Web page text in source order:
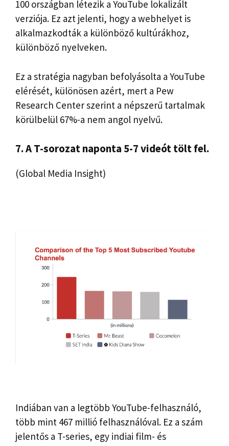
100 országban létezik a YouTube lokalizált
verziója. Ez azt jelenti, hogy a webhelyet is
alkalmazkodták a különböző kultúrákhoz,
különböző nyelveken.
Ez a stratégia nagyban befolyásolta a YouTube
elérését, különösen azért, mert a Pew
Research Center szerint a népszerű tartalmak
körülbelül 67%-a nem angol nyelvű.
7. A T-sorozat naponta 5-7 videót tölt fel.
(Global Media Insight)
Indiában van a legtöbb YouTube-felhasználó,
több mint 467 millió felhasználóval. Ez a szám
jelentős a T-series, egy indiai film- és